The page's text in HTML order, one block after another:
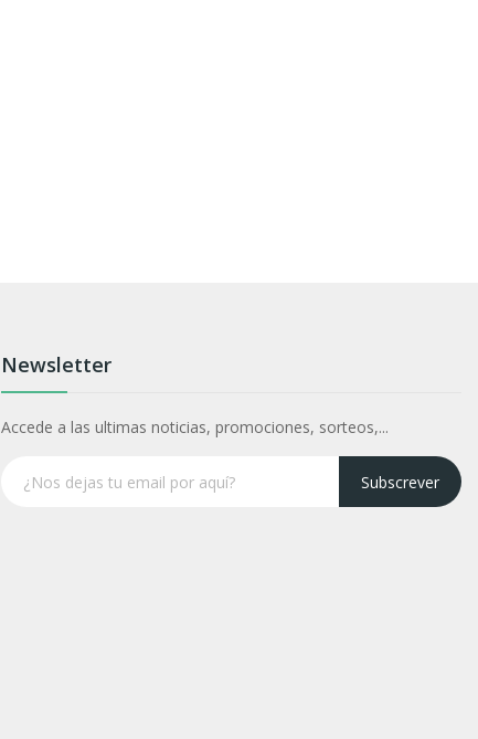
Newsletter
Accede a las ultimas noticias, promociones, sorteos,...
Subscrever